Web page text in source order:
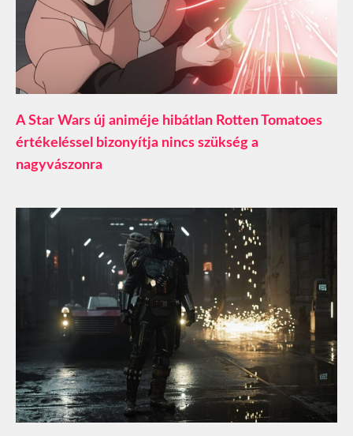
A Star Wars új animéje hibátlan Rotten Tomatoes
értékeléssel bizonyítja nincs szükség a
nagyvászonra